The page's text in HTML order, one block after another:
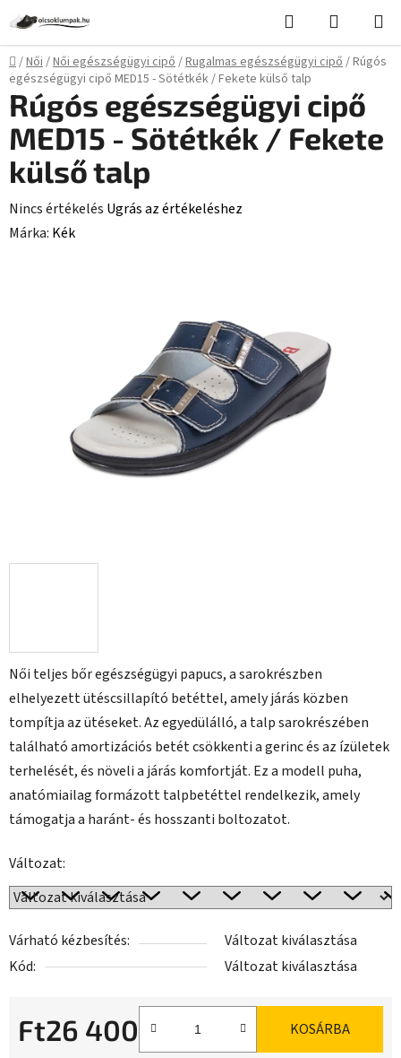
fő
tartalomhoz
Keresés KOSÁR
Kezdőlap
/Női/Női egészségügyi cipő/Rugalmas egészségügyi cipő/Rúgós
egészségügyi cipő MED15 - Sötétkék / Fekete külső talp
Női teljes bőr egészségügyi papucs, a sarokrészben
elhelyezett ütéscsillapító betéttel, amely járás közben
tompítja az ütéseket. Az egyedülálló, a talp sarokrészében
található amortizációs betét csökkenti a gerinc és az ízületek
terhelését, és növeli a járás komfortját. Ez a modell puha,
anatómiailag formázott talpbetéttel rendelkezik, amely
támogatja a haránt- és hosszanti boltozatot.
Változat:
Várható kézbesítés:
Változat kiválasztása
Kód:
Változat kiválasztása
Ft26 400 KOSÁRBA
Rúgós egészségügyi cipő
MED15 - Sötétkék / Fekete
külső talp
A
termék
Nincs értékelés Ugrás az értékeléshez
Márka: Kék